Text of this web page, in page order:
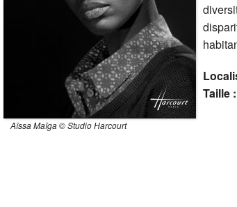
Aïssa Maïga © Studio Harcourt
Taille :